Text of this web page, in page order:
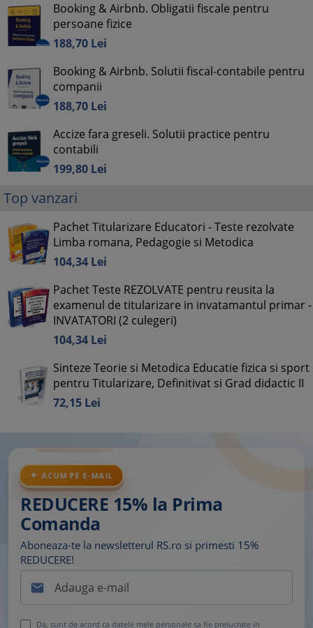
Booking & Airbnb. Obligatii fiscale pentru
persoane fizice
188,70 Lei
Booking & Airbnb. Solutii fiscal-contabile pentru
companii
188,70 Lei
Accize fara greseli. Solutii practice pentru
contabili
199,80 Lei
Top vanzari
Pachet Titularizare Educatori - Teste rezolvate
Limba romana, Pedagogie si Metodica
104,34 Lei
Pachet Teste REZOLVATE pentru reusita la
examenul de titularizare in invatamantul primar -
INVATATORI (2 culegeri)
104,34 Lei
Sinteze Teorie si Metodica Educatie fizica si sport
pentru Titularizare, Definitivat si Grad didactic II
72,15 Lei
ACUM PE E-MAIL
REDUCERE 15% la Prima
Comanda
Aboneaza-te la newsletterul RS.ro si primesti 15%
REDUCERE!

Da, sunt de acord ca datele mele personale sa fie prelucrate in